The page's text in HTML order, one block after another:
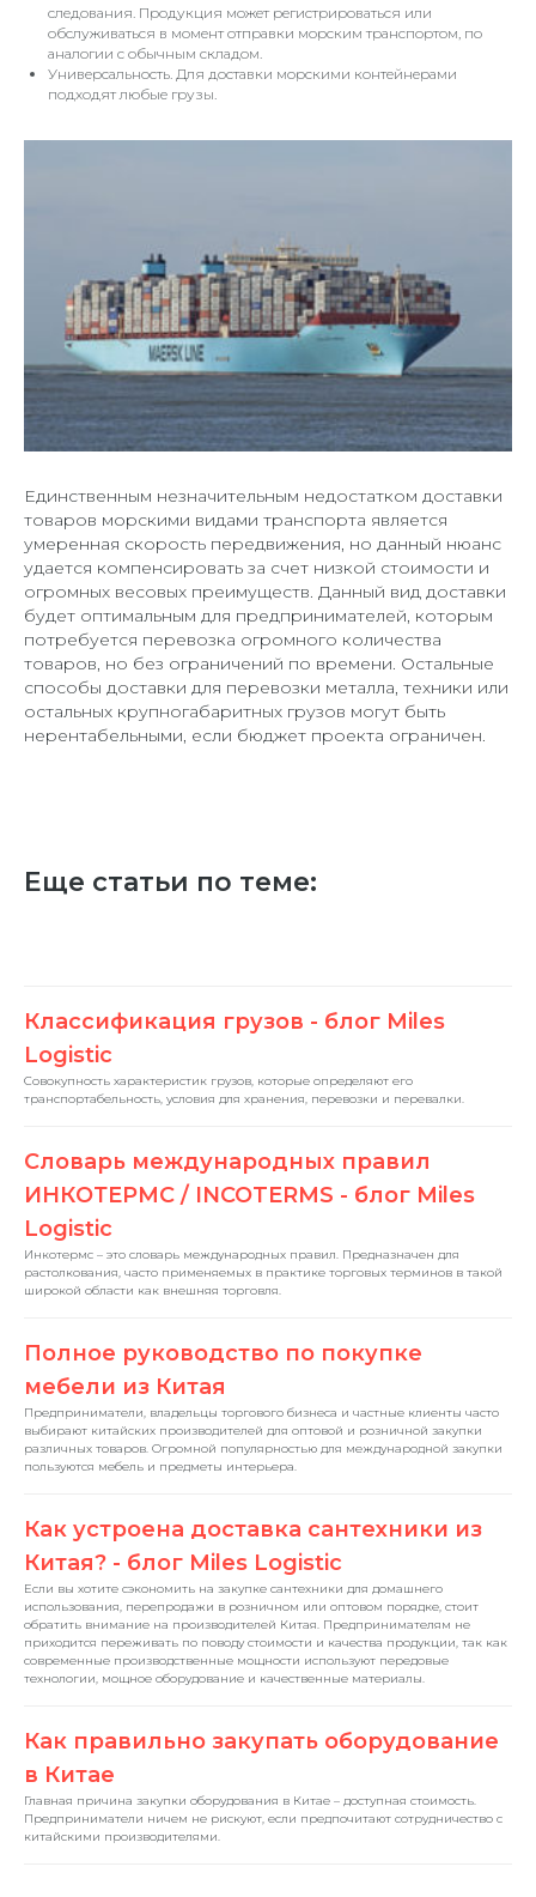
следования. Продукция может регистрироваться или
обслуживаться в момент отправки морским транспортом, по
аналогии с обычным складом.
Универсальность. Для доставки морскими контейнерами
подходят любые грузы.
Единственным незначительным недостатком доставки
товаров морскими видами транспорта является
умеренная скорость передвижения, но данный нюанс
удается компенсировать за счет низкой стоимости и
огромных весовых преимуществ. Данный вид доставки
будет оптимальным для предпринимателей, которым
потребуется перевозка огромного количества
товаров, но без ограничений по времени. Остальные
способы доставки для перевозки металла, техники или
остальных крупногабаритных грузов могут быть
нерентабельными, если бюджет проекта ограничен.
Еще статьи по теме:
Классификация грузов - блог Miles
Logistic
Совокупность характеристик грузов, которые определяют его
транспортабельность, условия для хранения, перевозки и перевалки.
Словарь международных правил
ИНКОТЕРМС / INCOTERMS - блог Miles
Logistic
Инкотермс – это словарь международных правил. Предназначен для
растолкования, часто применяемых в практике торговых терминов в такой
широкой области как внешняя торговля.
Полное руководство по покупке
мебели из Китая
Предприниматели, владельцы торгового бизнеса и частные клиенты часто
выбирают китайских производителей для оптовой и розничной закупки
различных товаров. Огромной популярностью для международной закупки
пользуются мебель и предметы интерьера.
Как устроена доставка сантехники из
Китая? - блог Miles Logistic
Если вы хотите сэкономить на закупке сантехники для домашнего
использования, перепродажи в розничном или оптовом порядке, стоит
обратить внимание на производителей Китая. Предпринимателям не
приходится переживать по поводу стоимости и качества продукции, так как
современные производственные мощности используют передовые
технологии, мощное оборудование и качественные материалы.
Как правильно закупать оборудование
в Китае
Главная причина закупки оборудования в Китае – доступная стоимость.
Предприниматели ничем не рискуют, если предпочитают сотрудничество с
китайскими производителями.